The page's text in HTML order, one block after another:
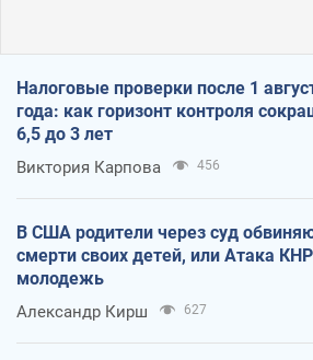
Налоговые проверки после 1
года: как горизонт контроля
6,5 до 3 лет
Виктория Карпова 456
В США родители через суд
смерти своих детей, или Атака
молодежь
Александр Кирш 627